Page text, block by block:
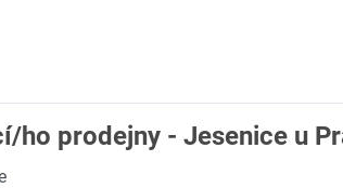
ho prodejny - Jesenice u